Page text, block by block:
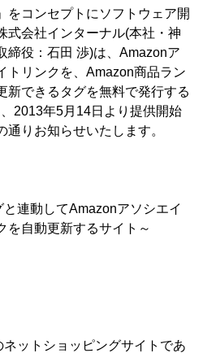
をコンセプトにソフトウェア開
式会社インターナル(本社・神
締役：石田 渉)は、Amazonア
トリンクを、Amazon商品ラン
新できるタグを無料で発行する
2013年5月14日より提供開始
りお知らせいたします。
連動してAmazonアソシエイ
を自動更新するサイト～
ットショッピングサイトであ